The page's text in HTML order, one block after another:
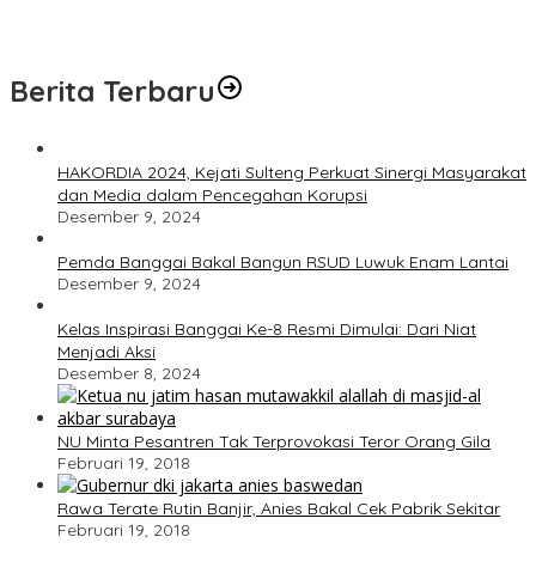
Berita Terbaru
HAKORDIA 2024, Kejati Sulteng Perkuat Sinergi Masyarakat
dan Media dalam Pencegahan Korupsi
Desember 9, 2024
Pemda Banggai Bakal Bangun RSUD Luwuk Enam Lantai
Desember 9, 2024
Kelas Inspirasi Banggai Ke-8 Resmi Dimulai: Dari Niat
Menjadi Aksi
Desember 8, 2024
NU Minta Pesantren Tak Terprovokasi Teror Orang Gila
Februari 19, 2018
Rawa Terate Rutin Banjir, Anies Bakal Cek Pabrik Sekitar
Februari 19, 2018